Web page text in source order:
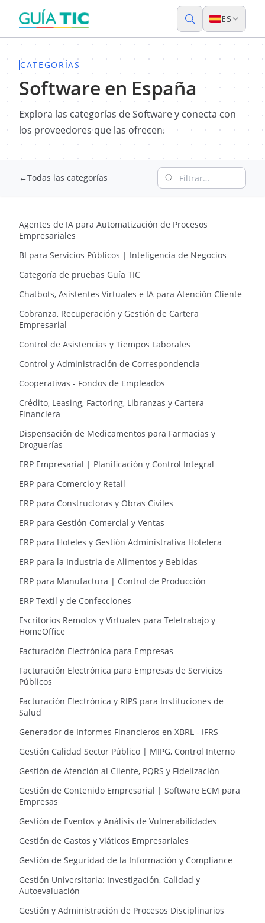
ES
CATEGORÍAS
Software en España
Explora las categorías de Software y conecta con
los proveedores que las ofrecen.
←Todas las categorías Filtrar categorías por
Agentes de IA para Automatización de Procesos
Empresariales
BI para Servicios Públicos | Inteligencia de Negocios
Categoría de pruebas Guía TIC
Chatbots, Asistentes Virtuales e IA para Atención Cliente
Cobranza, Recuperación y Gestión de Cartera
Empresarial
Control de Asistencias y Tiempos Laborales
Control y Administración de Correspondencia
Cooperativas - Fondos de Empleados
Crédito, Leasing, Factoring, Libranzas y Cartera
Financiera
Dispensación de Medicamentos para Farmacias y
Droguerías
ERP Empresarial | Planificación y Control Integral
ERP para Comercio y Retail
ERP para Constructoras y Obras Civiles
ERP para Gestión Comercial y Ventas
ERP para Hoteles y Gestión Administrativa Hotelera
ERP para la Industria de Alimentos y Bebidas
ERP para Manufactura | Control de Producción
ERP Textil y de Confecciones
Escritorios Remotos y Virtuales para Teletrabajo y
HomeOffice
Facturación Electrónica para Empresas
Facturación Electrónica para Empresas de Servicios
Públicos
Facturación Electrónica y RIPS para Instituciones de
Salud
Generador de Informes Financieros en XBRL - IFRS
Gestión Calidad Sector Público | MIPG, Control Interno
Gestión de Atención al Cliente, PQRS y Fidelización
Gestión de Contenido Empresarial | Software ECM para
Empresas
Gestión de Eventos y Análisis de Vulnerabilidades
Gestión de Gastos y Viáticos Empresariales
Gestión de Seguridad de la Información y Compliance
Gestión Universitaria: Investigación, Calidad y
Autoevaluación
Gestión y Administración de Procesos Disciplinarios